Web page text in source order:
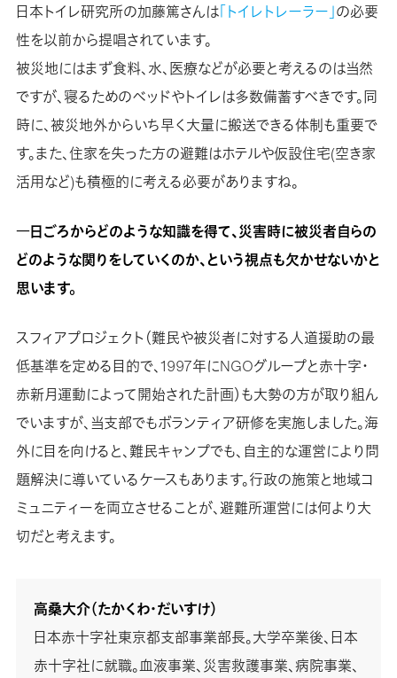
日本トイレ研究所の加藤篤さんは「トイレトレーラー」の必要
性を以前から提唱されています。
被災地にはまず食料、水、医療などが必要と考えるのは当然
ですが、寝るためのベッドやトイレは多数備蓄すべきです。同
時に、被災地外からいち早く大量に搬送できる体制も重要で
す。また、住家を失った方の避難はホテルや仮設住宅(空き家
活用など)も積極的に考える必要がありますね。
―日ごろからどのような知識を得て、災害時に被災者自らの
どのような関りをしていくのか、という視点も欠かせないかと
思います。
スフィアプロジェクト（難民や被災者に対する人道援助の最
低基準を定める目的で、1997年にNGOグループと赤十字・
赤新月運動によって開始された計画）も大勢の方が取り組ん
でいますが、当支部でもボランティア研修を実施しました。海
外に目を向けると、難民キャンプでも、自主的な運営により問
題解決に導いているケースもあります。行政の施策と地域コ
ミュニティーを両立させることが、避難所運営には何より大
切だと考えます。
高桑大介（たかくわ・だいすけ）
日本赤十字社東京都支部事業部長。大学卒業後、日本
赤十字社に就職。血液事業、災害救護事業、病院事業、